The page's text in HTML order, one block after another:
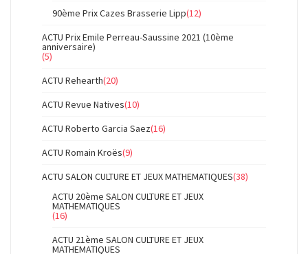
90ème Prix Cazes Brasserie Lipp(12)
ACTU Prix Emile Perreau-Saussine 2021 (10ème
anniversaire)
(5)
ACTU Rehearth(20)
ACTU Revue Natives(10)
ACTU Roberto Garcia Saez(16)
ACTU Romain Kroës(9)
ACTU SALON CULTURE ET JEUX MATHEMATIQUES(38)
ACTU 20ème SALON CULTURE ET JEUX
MATHEMATIQUES
(16)
ACTU 21ème SALON CULTURE ET JEUX
MATHEMATIQUES